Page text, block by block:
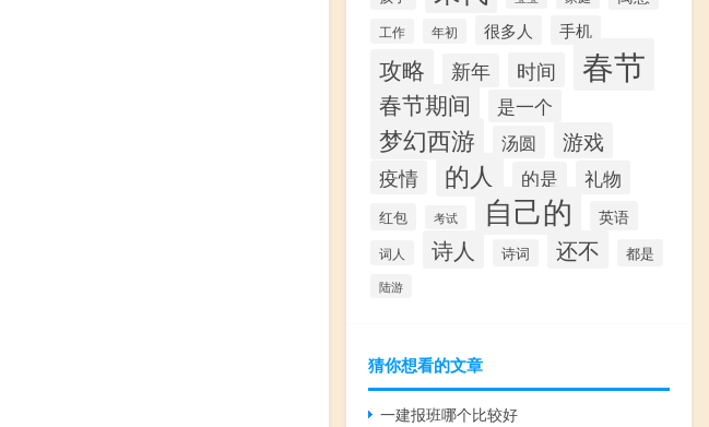
工作 年初 很多人 手机
攻略 新年 时间 春节
春节期间 是一个
梦幻西游 汤圆 游戏
疫情 的人 的是 礼物
红包 考试 自己的 英语
词人 诗人 诗词 还不 都是
陆游
猜你想看的文章
一建报班哪个比较好